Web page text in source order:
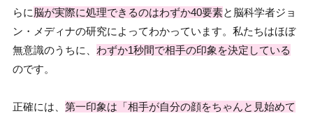
らに脳が実際に処理できるのはわずか40要素と脳科学者ジョ
ン・メディナの研究によってわかっています。私たちはほぼ
無意識のうちに、 わずか1秒間で相手の印象を決定している
のです。
正確には、 第一印象は「相手が自分の顔をちゃんと見始めて